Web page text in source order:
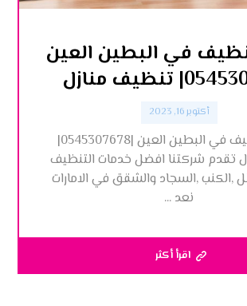
في البطين العين
أكتوبر 16, 2023
شركة تنظيف في البطين العين |0545307678|
تقدم شركتنا افضل خدمات التنظيف
,الكنب ,السجاد والشقق في الامارات
نعد ...
اقرأ أكثر